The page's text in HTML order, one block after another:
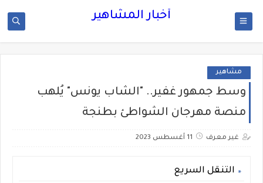
أخبار المشاهير
مشاهير
وسط جمهور غفير.. "الشاب يونس" يُلهب
منصة مهرجان الشواطئ بطنجة
غير معرف 11 أغسطس 2023
التنقل السريع